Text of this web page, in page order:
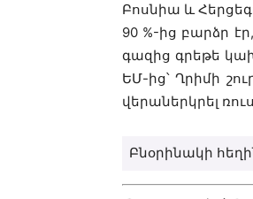
Բոսնիա և
90 %-ից բարձր
գազից գրեթե
ԵՄ-ից՝ Ղրիմի
վերաներկրել
Բնօրինակի